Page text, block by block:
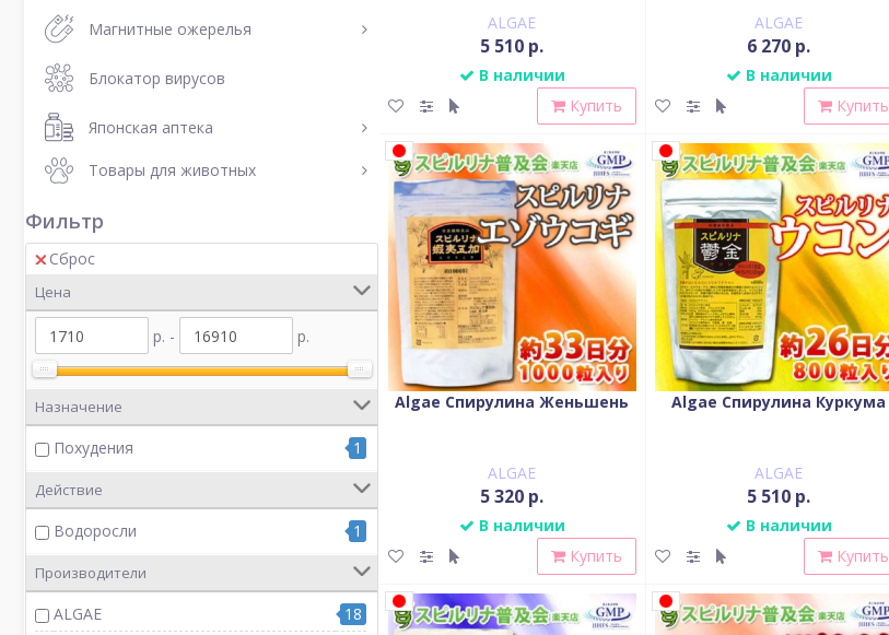
Магнитные ожерелья
Блокатор вирусов
Японская аптека
Товары для животных
Фильтр
Сброс
Цена
р. - р.
Назначение
Похудения 1
Действие
Водоросли 1
Производители
ALGAE
18
ALGAE
5 510 р.
В наличии
Купить
ALGAE
6 270 р.
В наличии
Купить
Algae Спирулина Женьшень
ALGAE
5 320 р.
В наличии
Купить
Algae Спирулина Куркума
ALGAE
5 510 р.
В наличии
Купить